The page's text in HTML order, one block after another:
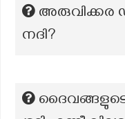
അരുവിക്കര
നദി?